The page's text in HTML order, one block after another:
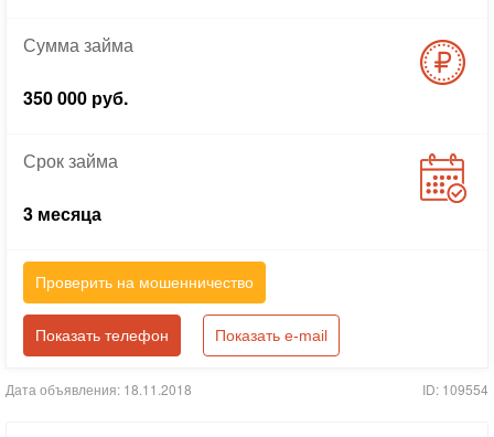
Суммазайма
350 000 руб.
Срокзайма
3 месяца
Проверить на мошенничество
Показать телефон Показать e-mail
Дата объявления: 18.11.2018 ID: 109554